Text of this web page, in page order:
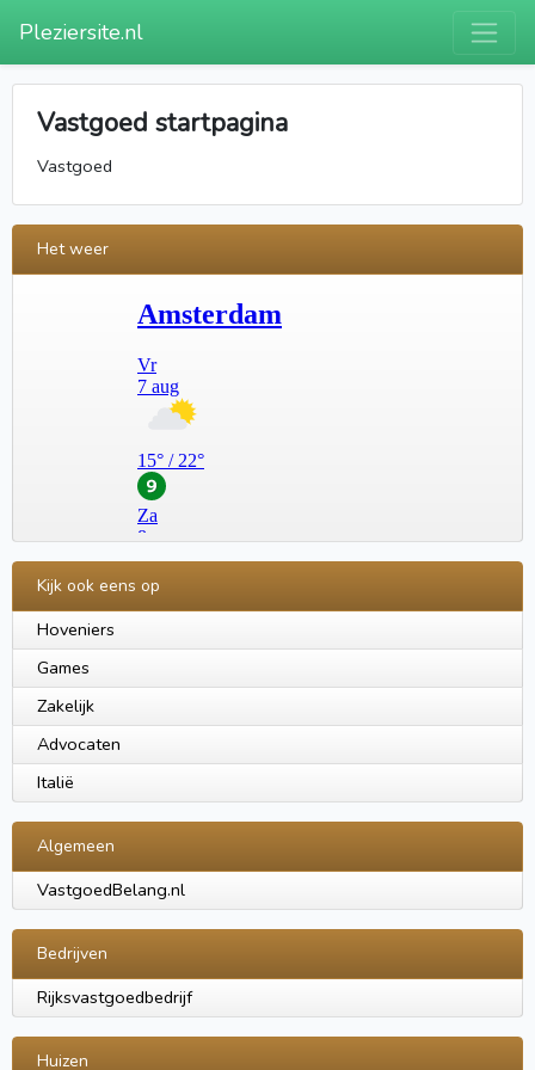
Pleziersite.nl
Vastgoed startpagina
Vastgoed
Het weer
Kijk ook eens op
Hoveniers
Games
Zakelijk
Advocaten
Italië
Algemeen
VastgoedBelang.nl
Bedrijven
Rijksvastgoedbedrijf
Huizen